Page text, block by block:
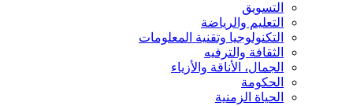
التسويق
التعليم والرياضة
التكنولوجيا وتقنية المعلومات
الثقافة والترفيه
الجمال، الأناقة والأزياء
الحكومة
الحياة الزمنية